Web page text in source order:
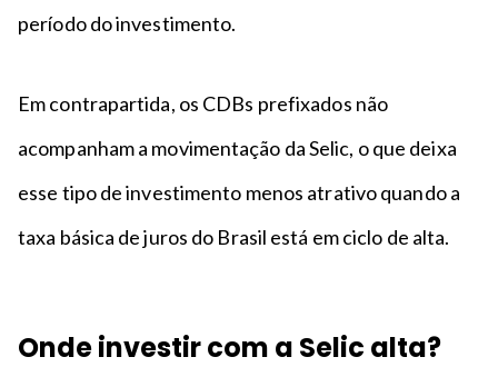
período do investimento.
Em contrapartida, os CDBs prefixados não
acompanham a movimentação da Selic, o que deixa
esse tipo de investimento menos atrativo quando a
taxa básica de juros do Brasil está em ciclo de alta.
Onde investir com a Selic alta?